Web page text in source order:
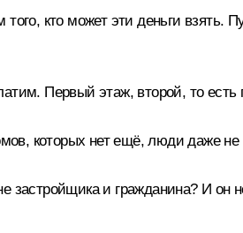
кто может эти деньги взять.
Первый этаж, второй, то есть
которых нет ещё, люди даже не
застройщика и гражданина? И он